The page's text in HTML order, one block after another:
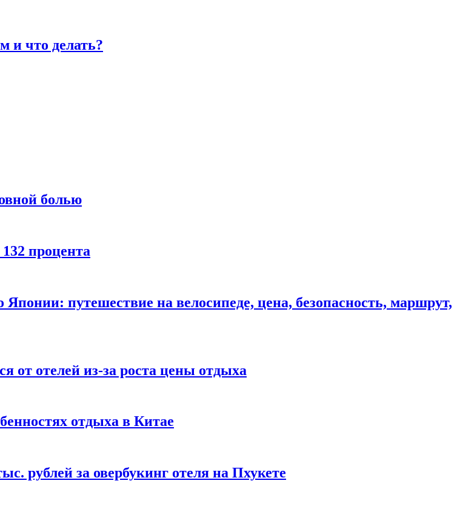
и что делать?
болью
процента
Японии: путешествие на велосипеде, цена, безопасность, маршрут,
отелей из-за роста цены отдыха
отдыха в Китае
рублей за овербукинг отеля на Пхукете